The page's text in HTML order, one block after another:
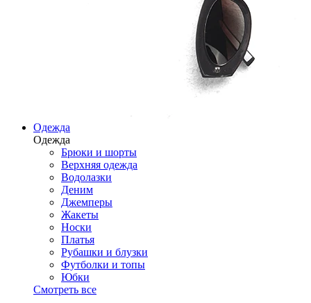
Одежда
Одежда
Брюки и шорты
Верхняя одежда
Водолазки
Деним
Джемперы
Жакеты
Носки
Платья
Рубашки и блузки
Футболки и топы
Юбки
Смотреть все